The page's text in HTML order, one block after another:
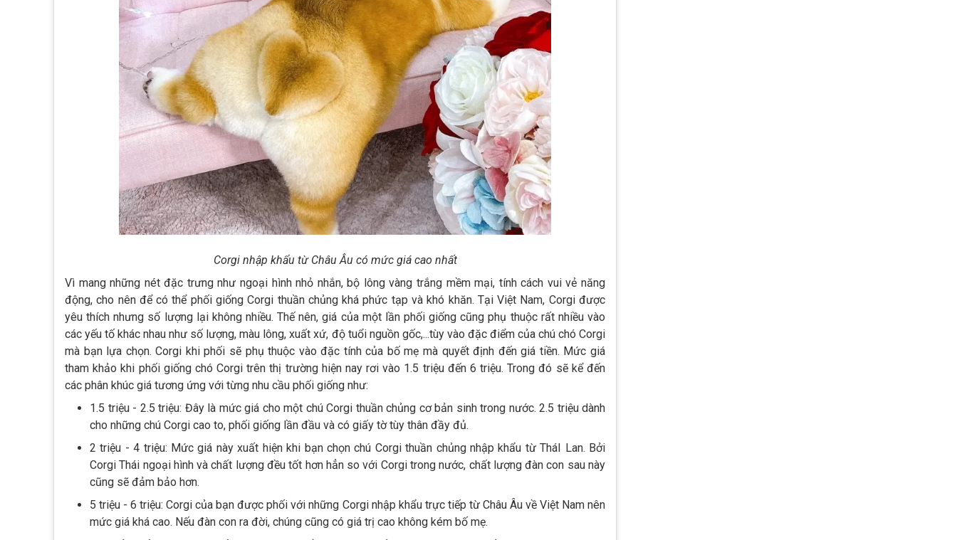
Corgi nhập khẩu từ Châu Âu có mức giá cao nhất
Vì mang những nét đặc trưng như ngoại hình nhỏ nhắn, bộ lông vàng trắng mềm mại, tính cách vui vẻ năng
động, cho nên để có thể phối giống Corgi thuần chủng khá phức tạp và khó khăn. Tại Việt Nam, Corgi được
yêu thích nhưng số lượng lại không nhiều. Thế nên, giá của một lần phối giống cũng phụ thuộc rất nhiều vào
các yếu tố khác nhau như số lượng, màu lông, xuất xứ, độ tuổi nguồn gốc,...tùy vào đặc điểm của chú chó Corgi
mà bạn lựa chọn. Corgi khi phối sẽ phụ thuộc vào đặc tính của bố mẹ mà quyết định đến giá tiền. Mức giá
tham khảo khi phối giống chó Corgi trên thị trường hiện nay rơi vào 1.5 triệu đến 6 triệu. Trong đó sẽ kể đến
các phân khúc giá tương ứng với từng nhu cầu phối giống như:
1.5 triệu - 2.5 triệu: Đây là mức giá cho một chú Corgi thuần chủng cơ bản sinh trong nước. 2.5 triệu dành
cho những chú Corgi cao to, phối giống lần đầu và có giấy tờ tùy thân đầy đủ.
2 triệu - 4 triệu: Mức giá này xuất hiện khi bạn chọn chú Corgi thuần chủng nhập khẩu từ TháI Lan. Bởi
Corgi Thái ngoại hình và chất lượng đều tốt hơn hẳn so với Corgi trong nước, chất lượng đàn con sau này
cũng sẽ đảm bảo hơn.
5 triệu - 6 triệu: Corgi của bạn được phối với những Corgi nhập khẩu trực tiếp từ Châu Âu về Việt Nam nên
mức giá khá cao. Nếu đàn con ra đời, chúng cũng có giá trị cao không kém bố mẹ.